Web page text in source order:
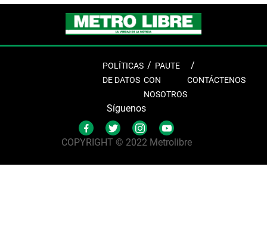
POLÍTICAS
DE DATOS
PAUTE
CON
NOSOTROS
CONTÁCTENOS
Síguenos
COPYRIGHT © 2022 Metrolibre